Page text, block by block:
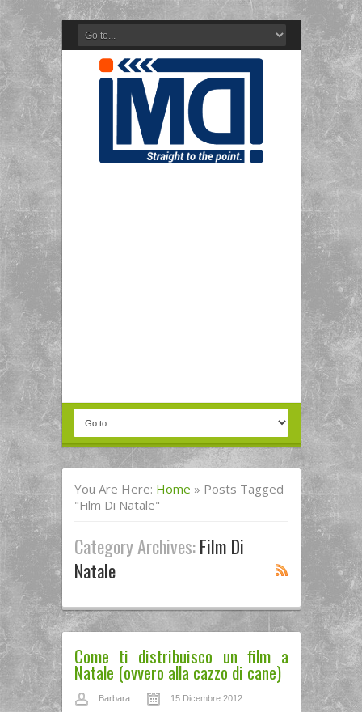
You Are Here: Home » Posts Tagged
"film Di Natale"
Category Archives:Film Di
Natale
Come ti distribuisco un film a
Natale (ovvero alla cazzo di cane)
Barbara 15 Dicembre 2012